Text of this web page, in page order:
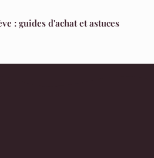
: guides d'achat et astuces